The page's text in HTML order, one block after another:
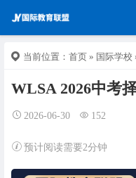
当前位置： 首页 » 国际学校
WLSA 2026中考
2026-06-30 152
预计阅读需要2分钟